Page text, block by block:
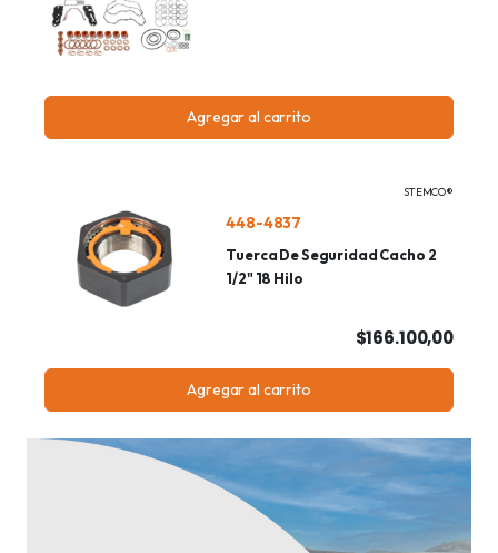
Agregar al carrito
STEMCO®
448-4837
Tuerca De Seguridad Cacho 2
1/2" 18 Hilo
$166.100,00
Agregar al carrito